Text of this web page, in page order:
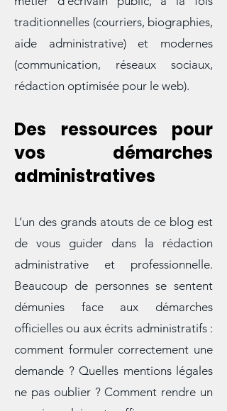
découvrir toutes les facettes du
métier d’écrivain public, à la fois
traditionnelles (courriers, biographies,
aide administrative) et modernes
(communication, réseaux sociaux,
Des ressources pour
vos démarches
L’un des grands atouts de ce blog est
de vous guider dans la rédaction
administrative et professionnelle.
comment formuler correctement une
demande ? Quelles mentions légales